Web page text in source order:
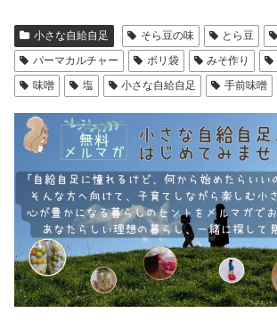
小さな自給自足 そら豆の味 とら豆
パーマカルチャー
ポリ袋 みそ作り
味噌
塩 小さな自給自足 手前味噌